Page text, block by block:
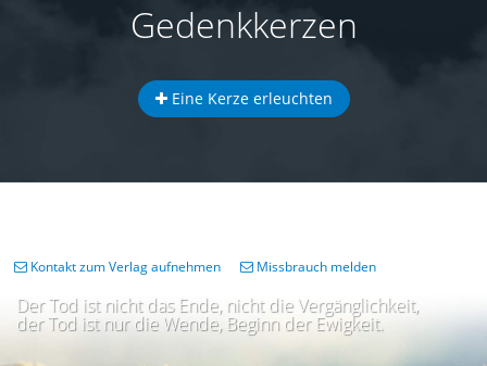
Gedenkkerzen
Eine Kerze erleuchten
Der Tod ist nicht das Ende, nicht die Vergänglichkeit,
der Tod ist nur die Wende, Beginn der Ewigkeit.
Kontakt zum Verlag aufnehmen Missbrauch melden